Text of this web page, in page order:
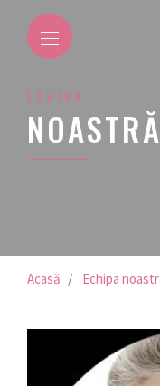
ECHIPA
NOASTRĂ
Acasă Echipa